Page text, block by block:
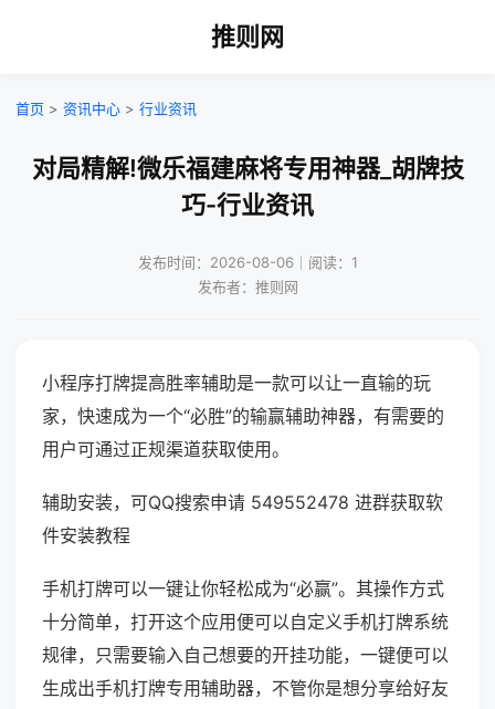
推则网
首页 > 资讯中心 > 行业资讯
对局精解!微乐福建麻将专用神器_胡牌技
巧-行业资讯
发布时间：2026-08-06｜阅读：1
发布者：推则网
小程序打牌提高胜率辅助是一款可以让一直输的玩
家，快速成为一个“必胜”的输赢辅助神器，有需要的
用户可通过正规渠道获取使用。
辅助安装，可QQ搜索申请 549552478 进群获取软
件安装教程
手机打牌可以一键让你轻松成为“必赢”。其操作方式
十分简单，打开这个应用便可以自定义手机打牌系统
规律，只需要输入自己想要的开挂功能，一键便可以
生成出手机打牌专用辅助器，不管你是想分享给好友